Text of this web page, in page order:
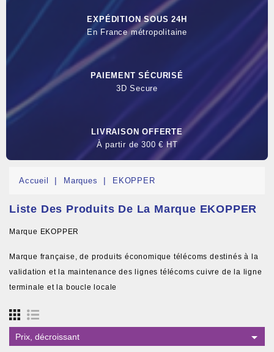
EXPÉDITION SOUS 24H
En France métropolitaine
PAIEMENT SÉCURISÉ
3D Secure
LIVRAISON OFFERTE
À partir de 300 € HT
Accueil Marques EKOPPER
Liste Des Produits De La Marque EKOPPER
Marque EKOPPER
Marque française, de produits économique télécoms destinés à la
validation et la maintenance des lignes télécoms cuivre de la ligne
terminale et la boucle locale
Prix, décroissant 